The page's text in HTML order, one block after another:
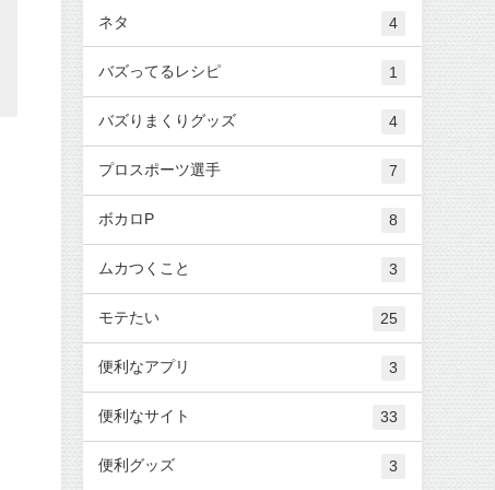
ネタ 4
バズってるレシピ 1
バズりまくりグッズ 4
プロスポーツ選手 7
ボカロP 8
ムカつくこと 3
モテたい 25
便利なアプリ 3
便利なサイト 33
便利グッズ 3